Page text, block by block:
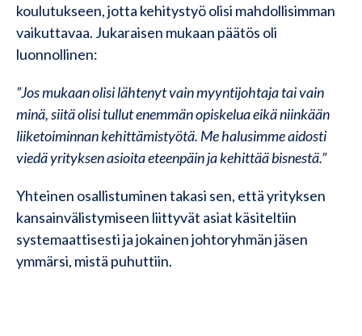
koulutukseen, jotta kehitystyö olisi mahdollisimman
vaikuttavaa. Jukaraisen mukaan päätös oli
luonnollinen:
”Jos mukaan olisi lähtenyt vain myyntijohtaja tai vain
minä, siitä olisi tullut enemmän opiskelua eikä niinkään
liiketoiminnan kehittämistyötä. Me halusimme aidosti
viedä yrityksen asioita eteenpäin ja kehittää bisnestä.”
Yhteinen osallistuminen takasi sen, että yrityksen
kansainvälistymiseen liittyvät asiat käsiteltiin
systemaattisesti ja jokainen johtoryhmän jäsen
ymmärsi, mistä puhuttiin.